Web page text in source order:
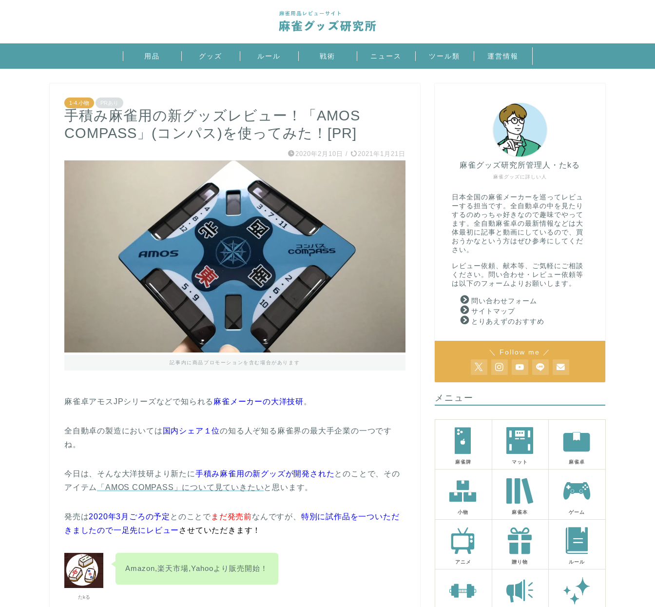
用品 グッズ ルール 戦術 ニュース ツール類 運営情報
1-4.小物 PRあり
手積み麻雀用の新グッズレビュー！「AMOS
COMPASS」(コンパス)を使ってみた！[PR]
2020年2月10日 / 2021年1月21日
記事内に商品プロモーションを含む場合があります
麻雀卓アモスJPシリーズなどで知られる 麻雀メーカーの大洋技研。
全自動卓の製造においては 国内シェア１位の知る人ぞ知る麻雀界の最大手企業の一つです
ね。
今日は、そんな大洋技研より新たに手積み麻雀用の新グッズが開発された とのことで、その
アイテム
「AMOS COMPASS」について見ていきたいと思います。
発売は2020年3月ごろの予定 とのことで まだ発売前なんですが、 特別に試作品を一ついただ
きましたので一足先にレビュー させていただきます！
たkる
Amazon,楽天市場,Yahooより販売開始！
麻雀グッズに詳しい人
麻雀グッズ研究所管理人・たkる
日本全国の麻雀メーカーを巡ってレビュ
ーする担当です。全自動卓の中を見たり
するのめっちゃ好きなので趣味でやって
ます。全自動麻雀卓の最新情報などは大
体最初に記事と動画にしているので、買
おうかなという方はぜひ参考にしてくだ
さい。
レビュー依頼、献本等、ご気軽にご相談
ください。問い合わせ・レビュー依頼等
は以下のフォームよりお願いします。
問い合わせフォーム
サイトマップ
とりあえずのおすすめ
＼ Follow me ／
メニュー
麻雀牌 マット 麻雀卓
小物 麻雀本 ゲーム
アニメ 贈り物 ルール